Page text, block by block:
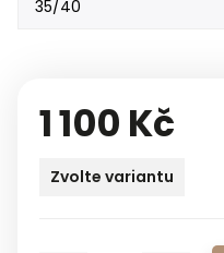
1 100 Kč
Zvolte variantu